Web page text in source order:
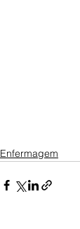
Enfermagem